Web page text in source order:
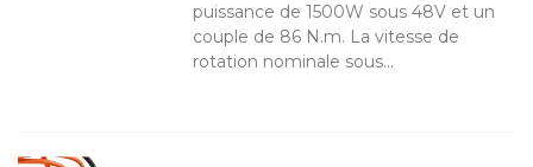
puissance de 1500W sous 48V et un
couple de 86 N.m. La vitesse de
rotation nominale sous...